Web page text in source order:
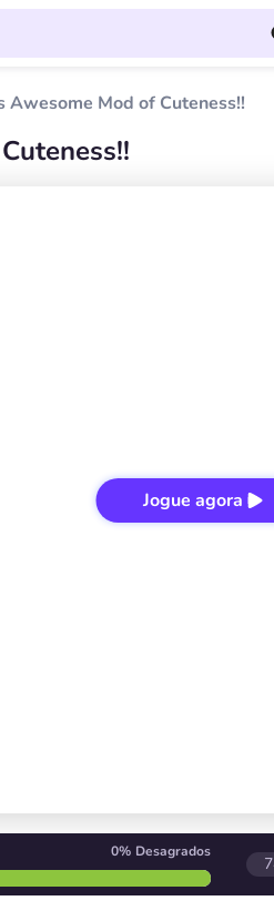
Awesome Mod of Cuteness!!
Jogue agora
0% Desagrados